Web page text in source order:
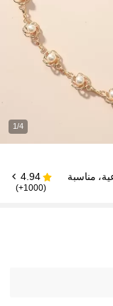
1/4
مناسبة
4.94
(1000+)